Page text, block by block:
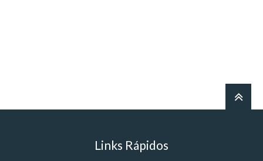
Links Rápidos